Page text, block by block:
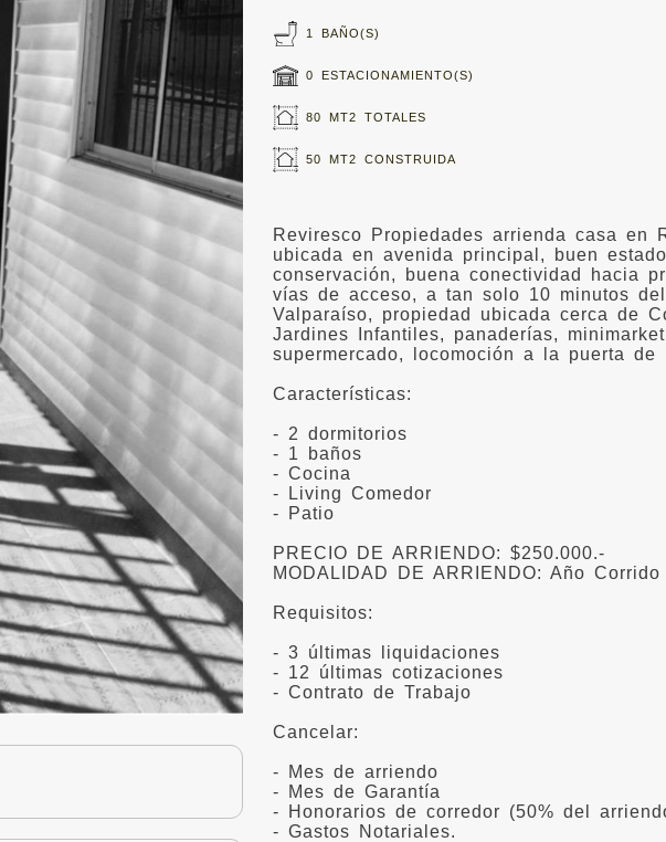
1 BAÑO(S)
0 ESTACIONAMIENTO(S)
80 MT2 TOTALES
50 MT2 CONSTRUIDA
Reviresco Propiedades arrienda casa en
ubicada en avenida principal, buen
conservación, buena conectividad hacia
vías de acceso, a tan solo 10 minutos
Valparaíso, propiedad ubicada cerca de
Jardines Infantiles, panaderías,
supermercado, locomoción a la puerta de
Características:
- 2 dormitorios
- 1 baños
- Cocina
- Living Comedor
- Patio
PRECIO DE ARRIENDO: $250.000.-
MODALIDAD DE ARRIENDO: Año Corrido
Requisitos:
- 3 últimas liquidaciones
- 12 últimas cotizaciones
- Contrato de Trabajo
Cancelar:
- Mes de arriendo
- Mes de Garantía
- Honorarios de corredor (50% del
- Gastos Notariales.